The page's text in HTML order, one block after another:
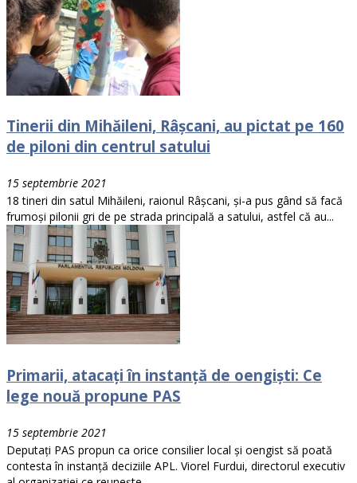
Tinerii din Mihăileni, Râșcani, au pictat pe 160
de piloni din centrul satului
15 septembrie 2021
18 tineri din satul Mihăileni, raionul Râșcani, și-a pus gând să facă
frumoși pilonii gri de pe strada principală a satului, astfel că au...
Primarii, atacați în instanță de oengişti: Ce
lege nouă propune PAS
15 septembrie 2021
Deputați PAS propun ca orice consilier local și oengist să poată
contesta în instanță deciziile APL. Viorel Furdui, directorul executiv